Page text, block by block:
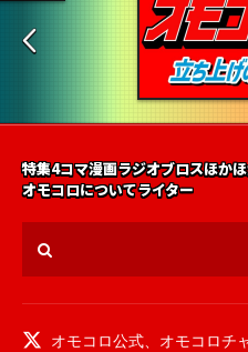
特集4コマ漫画ラジオブロスほか
オモコロについてライター
オモコロ公式
オモコロチ